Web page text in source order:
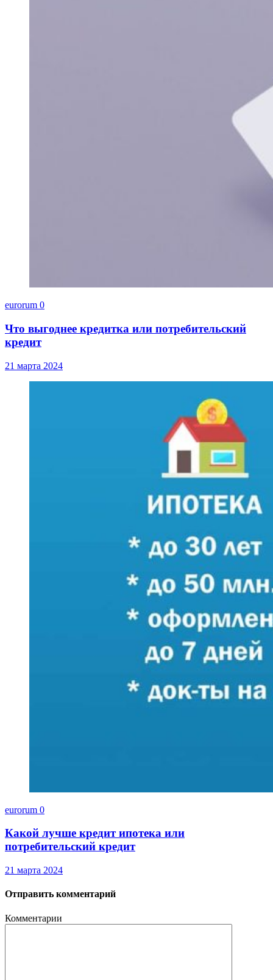
eurorum 0
Что выгоднее кредитка или потребительский
кредит
21 марта 2024
eurorum 0
Какой лучше кредит ипотека или
потребительский кредит
21 марта 2024
Отправить комментарий
Комментарии